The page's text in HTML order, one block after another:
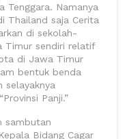
Tenggara. Namanya
Thailand saja Cerita
di sekolah-
Timur sendiri relatif
di Jawa Timur
bentuk benda
selayaknya
Panji.”
sambutan
Bidang Cagar